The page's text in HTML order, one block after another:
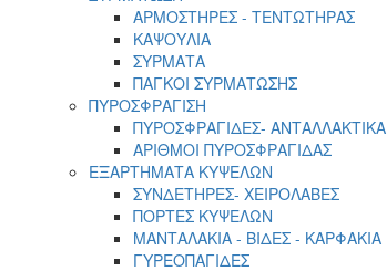
ΑΡΜΟΣΤΗΡΕΣ - ΤΕΝΤΩΤΗΡΑΣ
ΚΑΨΟΥΛΙΑ
ΣΥΡΜΑΤΑ
ΠΑΓΚΟΙ ΣΥΡΜΑΤΩΣΗΣ
ΠΥΡΟΣΦΡΑΓΙΣΗ
ΠΥΡΟΣΦΡΑΓΙΔΕΣ- ΑΝΤΑΛΛΑΚΤΙΚΑ
ΑΡΙΘΜΟΙ ΠΥΡΟΣΦΡΑΓΙΔΑΣ
ΕΞΑΡΤΗΜΑΤΑ ΚΥΨΕΛΩΝ
ΣΥΝΔΕΤΗΡΕΣ- ΧΕΙΡΟΛΑΒΕΣ
ΠΟΡΤΕΣ ΚΥΨΕΛΩΝ
ΜΑΝΤΑΛΑΚΙΑ - ΒΙΔΕΣ - ΚΑΡΦΑΚΙΑ
ΓΥΡΕΟΠΑΓΙΔΕΣ